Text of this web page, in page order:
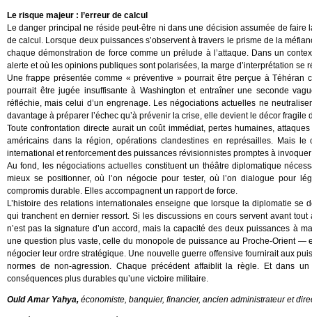
Le risque majeur : l’erreur de calcul
Le danger principal ne réside peut-être ni dans une décision assumée de
de calcul. Lorsque deux puissances s’observent à travers le prisme de la
chaque démonstration de force comme un prélude à l’attaque. Dans un
alerte et où les opinions publiques sont polarisées, la marge d’interprétation se
Une frappe présentée comme « préventive » pourrait être perçue à
pourrait être jugée insuffisante à Washington et entraîner une seconde
réfléchie, mais celui d’un engrenage. Les négociations actuelles ne
davantage à préparer l’échec qu’à prévenir la crise, elle devient le décor fragile
Toute confrontation directe aurait un coût immédiat, pertes humaines,
américains dans la région, opérations clandestines en représailles. Mais
international et renforcement des puissances révisionnistes promptes à
Au fond, les négociations actuelles constituent un théâtre diplomatique
mieux se positionner, où l’on négocie pour tester, où l’on dialogue pour
compromis durable. Elles accompagnent un rapport de force.
L’histoire des relations internationales enseigne que lorsque la diplomatie
qui tranchent en dernier ressort. Si les discussions en cours servent avant
n’est pas la signature d’un accord, mais la capacité des deux puissances à
une question plus vaste, celle du monopole de puissance au Proche-Orient —
négocier leur ordre stratégique. Une nouvelle guerre offensive fournirait aux
normes de non-agression. Chaque précédent affaiblit la règle. Et dans
conséquences plus durables qu’une victoire militaire.
Ould Amar Yahya, économiste, banquier, financier, ancien administrateur et